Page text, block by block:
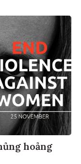
hoảng